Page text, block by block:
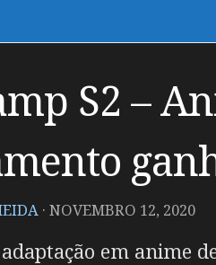
S2 –
· NOVEMBRO 12, 2020
em anime